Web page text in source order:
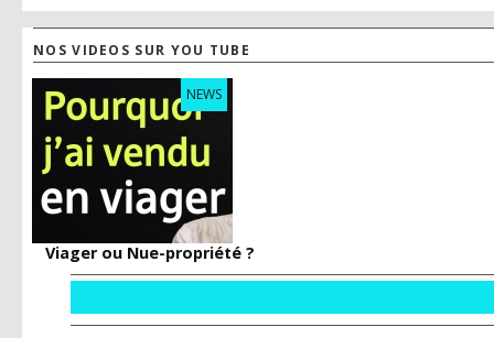
NOS VIDEOS SUR YOU TUBE
NEWS
Viager ou Nue-propriété ?